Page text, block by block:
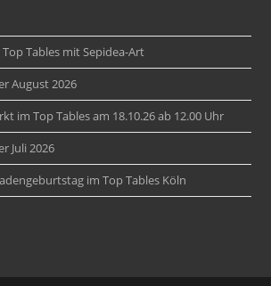
Tables mit Sepidea-Art
August 2026
im Top Tables am 18.10.26 ab 12.00 Uhr
Juli 2026
im Top Tables Köln